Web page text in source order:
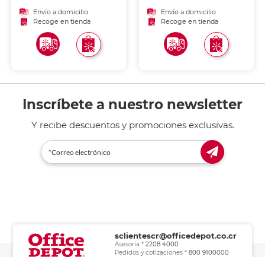
nítida.Envío a domicilio
Recoge en tienda
procesos administrativos.
Envío a domicilio
Recoge en tienda
Inscríbete a nuestro newsletter
Y recibe descuentos y promociones exclusivas.
sclientescr@officedepot.co.cr
Asesoría *2208 4000
Pedidos y cotizaciones *800 9100000